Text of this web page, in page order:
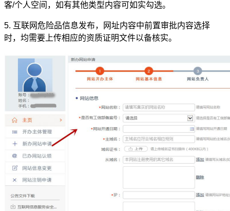
客/个人空间，如有其他类型内容可如实勾选。
5. 互联网危险品信息发布，网址内容中前置审批内容选择
时，均需要上传相应的资质证明文件以备核实。